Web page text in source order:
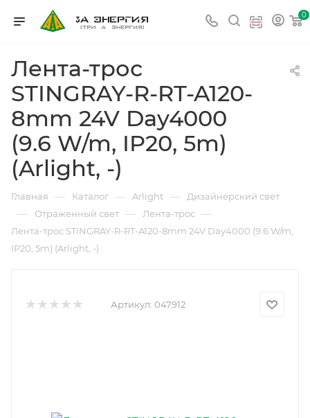
0
Лента-трос
STINGRAY-R-RT-A120-
8mm 24V Day4000
(9.6 W/m, IP20, 5m)
(Arlight, -)
Главная — Каталог — Arlight — Дизайнерский свет
— Отраженный свет — Лента-трос —
Лента-трос STINGRAY-R-RT-A120-8mm 24V Day4000 (9.6 W/m,
IP20, 5m) (Arlight, -)
Артикул: 047912